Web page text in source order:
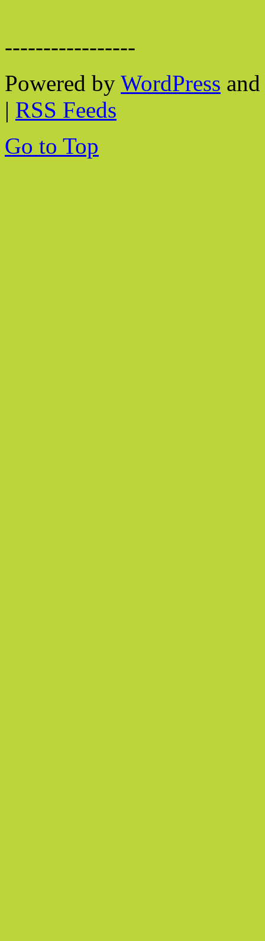
-----------------
Powered by WordPress
| RSS Feeds
Go to Top